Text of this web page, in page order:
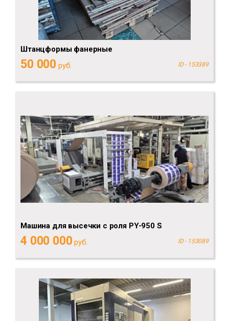
Штанцформы фанерные
50 000 руб. ID - 153389
Машина для высечки с роля PY-950 S
4 000 000 руб. ID - 153089